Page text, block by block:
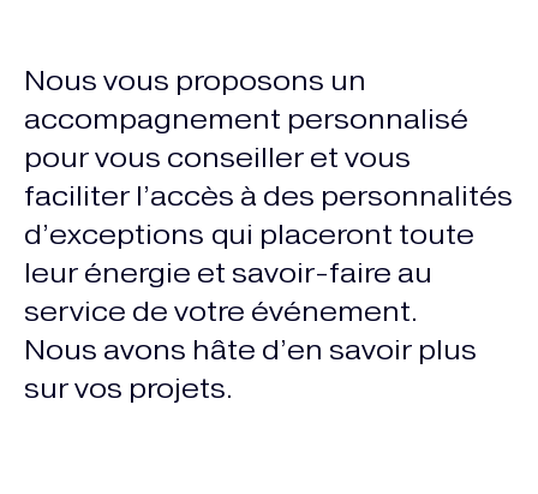
Nous vous proposons un
accompagnement personnalisé
pour vous conseiller et vous
faciliter l’accès à des personnalités
d’exceptions qui placeront toute
leur énergie et savoir-faire au
service de votre événement.
Nous avons hâte d’en savoir plus
sur vos projets.